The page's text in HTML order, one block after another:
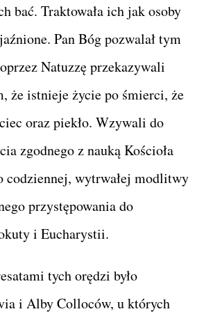
bać. Traktowała ich jak osoby
Pan Bóg pozwalał tym
Natuzzę przekazywali
że istnieje życie po śmierci, że
oraz piekło. Wzywali do
zgodnego z nauką Kościoła
codziennej, wytrwałej modlitwy
przystępowania do
i Eucharystii.
tych orędzi było
i Alby Colloców, u których